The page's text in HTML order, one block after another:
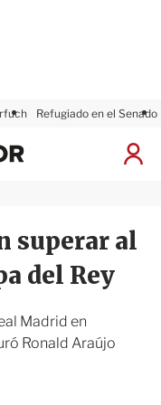
Refugiado en el Senado
I
i
a
x
i
r
superar al
del Rey
Madrid en
Ronald Araújo